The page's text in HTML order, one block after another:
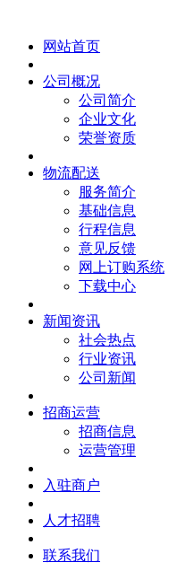
网站首页
公司概况
公司简介
企业文化
荣誉资质
物流配送
服务简介
基础信息
行程信息
意见反馈
网上订购系统
下载中心
新闻资讯
社会热点
行业资讯
公司新闻
招商运营
招商信息
运营管理
入驻商户
人才招聘
联系我们